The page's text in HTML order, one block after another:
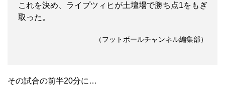
これを決め、ライプツィヒが土壇場で勝ち点1をもぎ
取った。
（フットボールチャンネル編集部）
その試合の前半20分に…